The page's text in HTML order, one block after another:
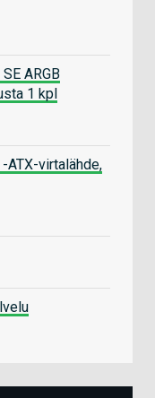
ARGB
1 kpl
ATX-virtalähde,